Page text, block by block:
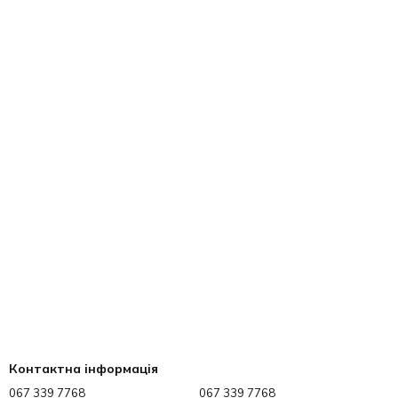
Контактна інформація
067 339 7768 067 339 7768